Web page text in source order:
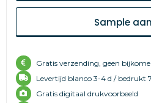
Sample
Gratis verzending, geen
Levertijd blanco 3-4 d / bedrukt
Gratis digitaal drukvoorbeeld